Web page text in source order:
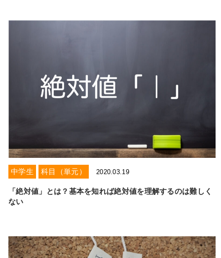
中学生 科目（単元） 2020.03.19
「絶対値」とは？基本を知れば絶対値を理解するのは難しく
ない